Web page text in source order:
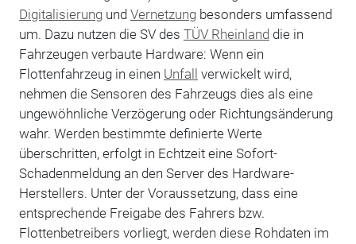
Digitalisierungund Vernetzungbesonders umfassend
um. Dazu nutzen die SV des TÜV Rheinland die in
Fahrzeugen verbaute Hardware: Wenn ein
Flottenfahrzeug in einen Unfall verwickelt wird,
nehmen die Sensoren des Fahrzeugs dies als eine
ungewöhnliche Verzögerung oder Richtungsänderung
wahr. Werden bestimmte definierte Werte
überschritten, erfolgt in Echtzeit eine Sofort-
Schadenmeldung an den Server des Hardware-
Herstellers. Unter der Voraussetzung, dass eine
entsprechende Freigabe des Fahrers bzw.
Flottenbetreibers vorliegt, werden diese Rohdaten im